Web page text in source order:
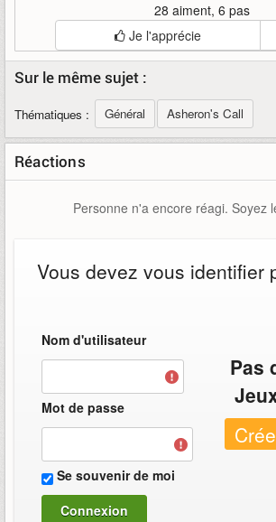
28 aiment, 6 pas
Je l'apprécie
Sur le même sujet :
Thématiques : Général Asheron's Call
Réactions
Personne n'a encore réagi. Soyez
Vous devez vous identifier
Nom d'utilisateur
Mot de passe
Se souvenir de moi
Pas